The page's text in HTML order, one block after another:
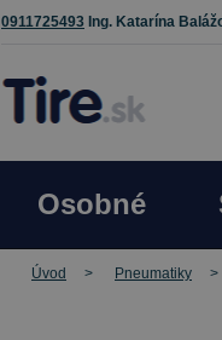
0911725493 Ing. Katarína
Osobné
Úvod Pneumatiky